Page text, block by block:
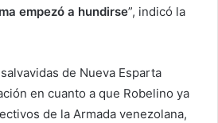
empezó a hundirse”, indicó la
de Nueva Esparta
en cuanto a que Robelino ya
de la Armada venezolana,